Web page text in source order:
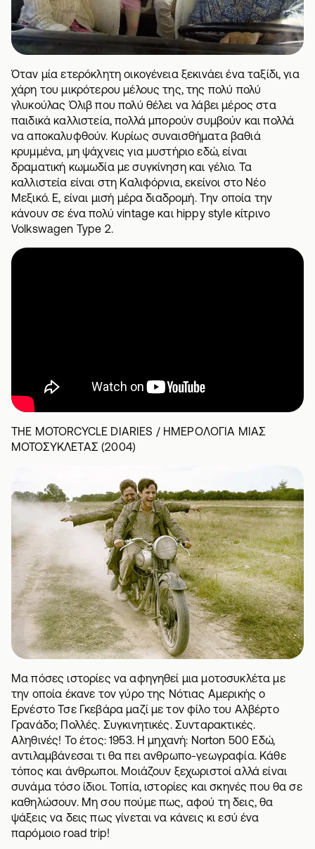
Όταν μία ετερόκλητη οικογένεια ξεκινάει έναταξίδι, για
χάρη του μικρότερου μέλους της, της πολύ πολύ
γλυκούλας Όλιβ που πολύ θέλει να λάβει μέρος στα
παιδικά καλλιστεία, πολλά μπορούν συμβούν και πολλά
να αποκαλυφθούν. Κυρίως συναισθήματα βαθιά
κρυμμένα, μη ψάχνεις για μυστήριο εδώ, είναι
δραματική κωμωδία με συγκίνηση και γέλιο. Τα
καλλιστεία είναι στη Καλιφόρνια, εκείνοι στο Νέο
Μεξικό. Ε, είναι μισή μέρα διαδρομή. Την οποία την
κάνουν σε ένα πολύ vintage και hippy style κίτρινο
Volkswagen Type 2.
THE MOTORCYCLE DIARIES / ΗΜΕΡΟΛΟΓΙΑ ΜΙΑΣ
ΜΟΤΟΣΥΚΛΕΤΑΣ (2004)
Μα πόσες ιστορίες να αφηγηθεί μια μοτοσυκλέτα με
την οποία έκανε τον γύρο της Νότιας Αμερικής ο
Ερνέστο Τσε Γκεβάρα μαζί με τον φίλο του Αλβέρτο
Γρανάδo; Πολλές. Συγκινητικές. Συνταρακτικές.
Αληθινές! Το έτος: 1953. Η μηχανή: Norton 500 Εδώ,
αντιλαμβάνεσαι τι θα πει ανθρωπο-γεωγραφία. Κάθε
τόπος και άνθρωποι. Μοιάζουν ξεχωριστοί αλλά είναι
συνάμα τόσο ίδιοι. Τοπία, ιστορίες και σκηνές που θα σε
καθηλώσουν. Μη σου πούμε πως, αφού τη δεις, θα
ψάξεις να δεις πως γίνεται να κάνεις κι εσύ ένα
παρόμοιο road trip!